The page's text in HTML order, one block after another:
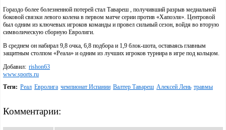
Гораздо более болезненной потерей стал Тавареш , получивший разрыв медиальной
боковой связки левого колена в первом матче серии против «Хапоэля». Центровой
был одним из ключевых игроков команды и провел сильный сезон, войдя во вторую
символическую сборную Евролиги.
В среднем он набирал 9,8 очка, 6,8 подбора и 1,9 блок-шота, оставаясь главным
защитным столпом «Реала» и одним из лучших игроков турнира в игре под кольцом.
Добавил: rishon63
www.sports.ru
Теги: Реал Евролига чемпионат Испании Валтер Тавареш Алексей Лень травмы
Комментарии: